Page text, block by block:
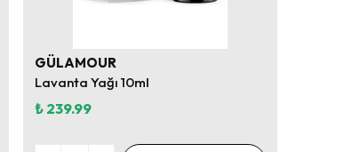
GÜLAMOUR
Lavanta Yağı 10ml
₺ 239.99